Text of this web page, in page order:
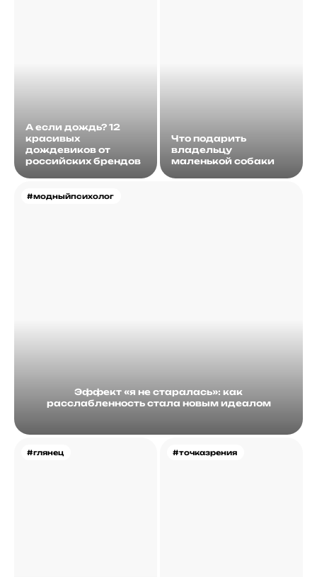
А если дождь? 12
красивых
дождевиков от
российских брендов
#модныйпсихолог
Эффект «я не старалась»: как
расслабленность стала новым идеалом
Что подарить
владельцу
маленькой собаки
#глянец #точказрения